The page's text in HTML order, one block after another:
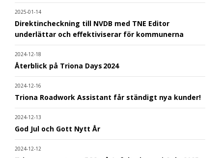
2025-01-14
Direktincheckning till NVDB med TNE Editor
underlättar och effektiviserar för kommunerna
2024-12-18
Återblick på Triona Days 2024
2024-12-16
Triona Roadwork Assistant får ständigt nya kunder!
2024-12-13
God Jul och Gott Nytt År
2024-12-12